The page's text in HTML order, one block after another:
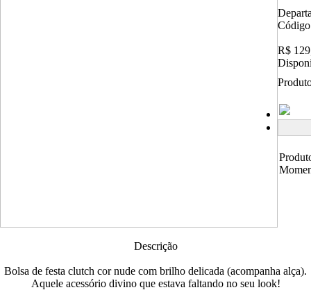
R$
Descrição
Bolsa de festa clutch cor nude com brilho delicada (acompanha alça).
Aquele acessório divino que estava faltando no seu look!